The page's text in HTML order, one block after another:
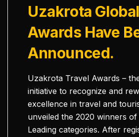
Uzakrota
Awards Have
Announced.
Uzakrota Travel Awards –
initiative to recognize and
excellence in travel and
unveiled the 2020 winners
Leading categories. After